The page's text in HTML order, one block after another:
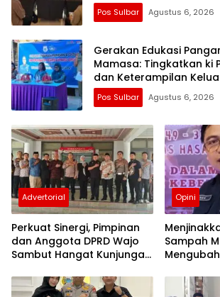
Pos Sulbar Agustus 6, 2026
Gerakan Edukasi
Mamasa: Tingkatkan ki
dan Keterampilan
Pemenuhan Gizi
Pos Sulbar Agustus 6, 2026
Advertorial
Perkuat Sinergi, Pimpinan
dan Anggota DPRD Wajo
Sambut Hangat Kunjungan
yang Baru
Opini
Sampah
Berbasis RT